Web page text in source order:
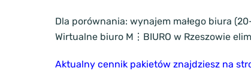
Dla porównania: wynajem małego biura
Wirtualne biuro M⋮BIURO w Rzeszowie
Aktualny cennik pakietów znajdziesz na